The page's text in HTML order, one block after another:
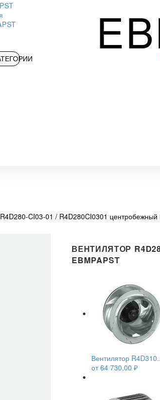
CI03-01 / R4D280CI0301 центробежный
ВЕНТИЛЯТОР
EBMPAPST
Вентилятор
от64 730,00 ₽